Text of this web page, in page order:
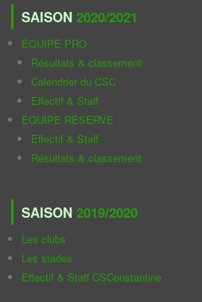
SAISON 2020/2021
ÉQUIPE PRO
Résultats & classement
Calendrier du CSC
Effectif & Staff
ÉQUIPE RÉSERVE
Effectif & Staff
Résultats & classement
SAISON 2019/2020
Les clubs
Les stades
Effectif & Staff CSConstantine